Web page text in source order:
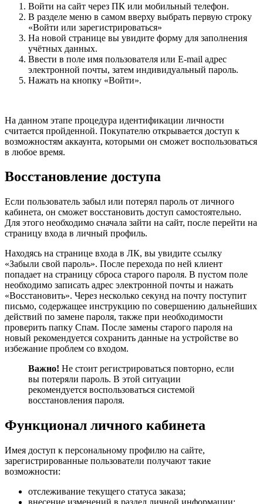
Войти на сайт через ПК или мобильный телефон.
В разделе меню в самом вверху выбрать первую строку
«Войти или зарегистрироваться»
На новой странице вы увидите форму для заполнения
учётных данных.
Ввести в поле имя пользователя или E-mail адрес
электронной почты, затем индивидуальный пароль.
Нажать на кнопку «Войти».
На данном этапе процедура идентификации личности
считается пройденной. Покупателю открывается доступ к
возможностям аккаунта, которыми он сможет воспользоваться
в любое время.
Восстановление доступа
Если пользователь забыл или потерял пароль от личного
кабинета, он сможет восстановить доступ самостоятельно.
Для этого необходимо сначала зайти на сайт, после перейти на
страницу входа в личный профиль.
Находясь на странице входа в ЛК, вы увидите ссылку
«Забыли свой пароль». После перехода по ней клиент
попадает на страницу сброса старого пароля. В пустом поле
необходимо записать адрес электронной почты и нажать
«Восстановить». Через несколько секунд на почту поступит
письмо, содержащее инструкцию по совершению дальнейших
действий по замене пароля, также при необходимости
проверить папку Спам. После замены старого пароля на
новый рекомендуется сохранить данные на устройстве во
избежание проблем со входом.
Важно! Не стоит регистрироваться повторно, если
вы потеряли пароль. В этой ситуации
рекомендуется воспользоваться системой
восстановления пароля.
Функционал личного кабинета
Имея доступ к персональному профилю на сайте,
зарегистрированные пользователи получают такие
возможности:
отслеживание текущего статуса заказа;